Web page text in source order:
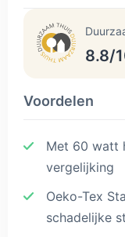
8.8/
Voordelen
Met 60 watt
vergelijking
Oeko-Tex
schadelijke